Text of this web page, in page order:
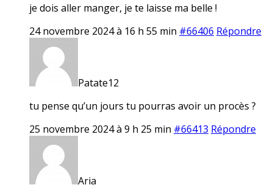
je dois aller manger, je te laisse ma belle !
24 novembre 2024 à 16 h 55 min #66406 Répondre
Patate12
tu pense qu’un jours tu pourras avoir un procès ?
25 novembre 2024 à 9 h 25 min #66413 Répondre
Aria